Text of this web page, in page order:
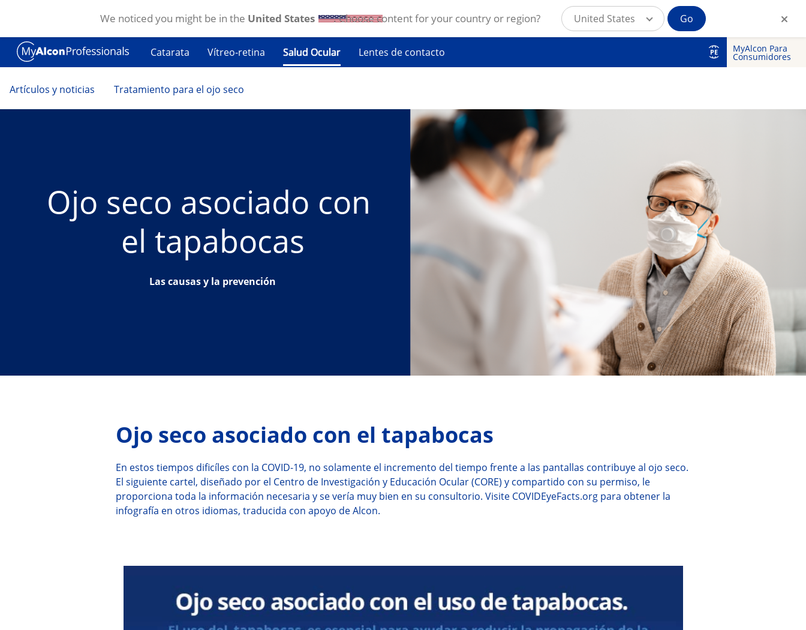
Pasar al contenido principal
Catarata
Vítreo-retina Salud Ocular Lentes de contacto PE MyAlcon Para
Consumidores
Artículos y noticias Tratamiento para el ojo seco
Ojo seco asociado con
el tapabocas
Las causas y la prevención
Ojo seco asociado con el tapabocas
En estos tiempos dificíles con la COVID-19, no solamente el incremento del tiempo frente a las pantallas contribuye al ojo seco.
El siguiente cartel, diseñado por el Centro de Investigación y Educación Ocular (CORE) y compartido con su permiso, le
proporciona toda la información necesaria y se vería muy bien en su consultorio. Visite COVIDEyeFacts.org para obtener la
infografía en otros idiomas, traducida con apoyo de Alcon.
We noticed you might be in the United States . Choose content for your country or region? United States Go